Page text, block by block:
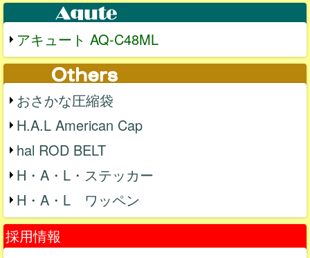
アキュート AQ-C48ML
おさかな圧縮袋
H.A.L American Cap
hal ROD BELT
H・A・L・ステッカー
H・A・L ワッペン
採用情報